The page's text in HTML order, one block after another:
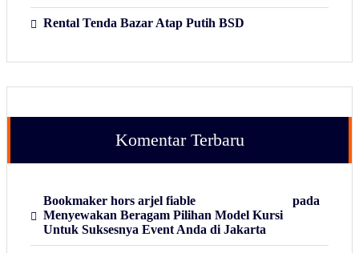
Rental Tenda Bazar Atap Putih BSD
Komentar Terbaru
Bookmaker hors arjel fiable
pada
Menyewakan Beragam Pilihan Model Kursi
Untuk Suksesnya Event Anda di Jakarta